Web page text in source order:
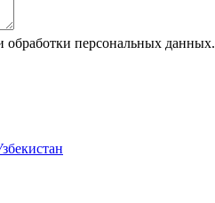
обработки персональных данных.